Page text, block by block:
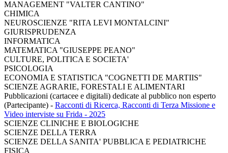
MANAGEMENT "VALTER CANTINO"
CHIMICA
NEUROSCIENZE "RITA LEVI MONTALCINI"
GIURISPRUDENZA
INFORMATICA
MATEMATICA "GIUSEPPE PEANO"
CULTURE, POLITICA E SOCIETA'
PSICOLOGIA
ECONOMIA E STATISTICA "COGNETTI DE MARTIIS"
SCIENZE AGRARIE, FORESTALI E ALIMENTARI
Pubblicazioni (cartacee e digitali) dedicate al pubblico non esperto
(Partecipante) - Racconti di Ricerca, Racconti di Terza Missione e
Video interviste su Frida - 2025
SCIENZE CLINICHE E BIOLOGICHE
SCIENZE DELLA TERRA
SCIENZE DELLA SANITA' PUBBLICA E PEDIATRICHE
FISICA